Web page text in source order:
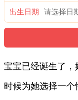
出生日期
宝宝已经诞生了
时候为她选择一